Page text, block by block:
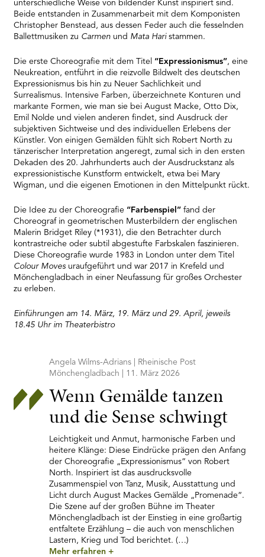
Platform
unterschiedliche Weise von bildender Kunst inspiriert sind.
Beide entstanden in Zusammenarbeit mit dem Komponisten
Christopher Benstead, aus dessen Feder auch die fesselnden
Ballettmusiken zu Carmen und Mata Haristammen.
Die erste Choreografie mit dem Titel “Expressionismus”, eine
Neukreation, entführt in die reizvolle Bildwelt des deutschen
Expressionismus bis hin zu Neuer Sachlichkeit und
Surrealismus. Intensive Farben, überzeichnete Konturen und
markante Formen, wie man sie bei August Macke, Otto Dix,
Emil Nolde und vielen anderen findet, sind Ausdruck der
subjektiven Sichtweise und des individuellen Erlebens der
Künstler. Von einigen Gemälden fühlt sich Robert North zu
tänzerischer Interpretation angeregt, zumal sich in den ersten
Dekaden des 20. Jahrhunderts auch der Ausdruckstanz als
expressionistische Kunstform entwickelt, etwa bei Mary
Wigman, und die eigenen Emotionen in den Mittelpunkt rückt.
Die Idee zu der Choreografie “Farbenspiel” fand der
Choreograf in geometrischen Musterbildern der englischen
Malerin Bridget Riley (*1931), die den Betrachter durch
kontrastreiche oder subtil abgestufte Farbskalen faszinieren.
Diese Choreografie wurde 1983 in London unter dem Titel
Colour Moves uraufgeführt und war 2017 in Krefeld und
Mönchengladbach in einer Neufassung für großes Orchester
zu erleben.
Einführungen am 14. März, 19. März und 29. April, jeweils
18.45 Uhr im Theaterbistro
Angela Wilms-Adrians | Rheinische Post
Mönchengladbach | 11. März 2026
Wenn Gemälde tanzen
und die Sense schwingt
Leichtigkeit und Anmut, harmonische Farben und
heitere Klänge: Diese Eindrücke prägen den Anfang
der Choreografie „Expressionismus“ von Robert
North. Inspiriert ist das ausdrucksvolle
Zusammenspiel von Tanz, Musik, Ausstattung und
Licht durch August Mackes Gemälde „Promenade“.
Die Szene auf der großen Bühne im Theater
Mönchengladbach ist der Einstieg in eine großartig
entfaltete Erzählung – die auch von menschlichen
Lastern, Krieg und Tod berichtet. (…)
Mehr erfahren +